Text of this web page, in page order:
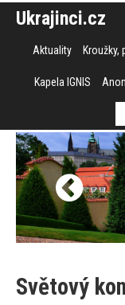
Ukrajinci.cz
Aktuality Kroužky,
Kapela IGNIS
Světový